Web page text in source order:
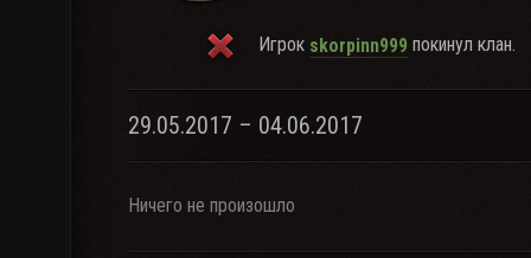
Игрок skorpinn999 покинул клан.
29.05.2017 – 04.06.2017
Ничего не произошло